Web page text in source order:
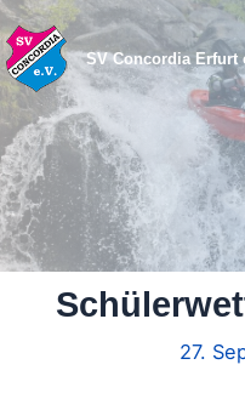
Zum
Inhalt
springen
SV Concordia Erfurt
27.